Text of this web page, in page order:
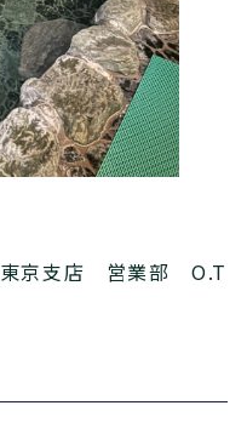
東京支店 営業部 O.T